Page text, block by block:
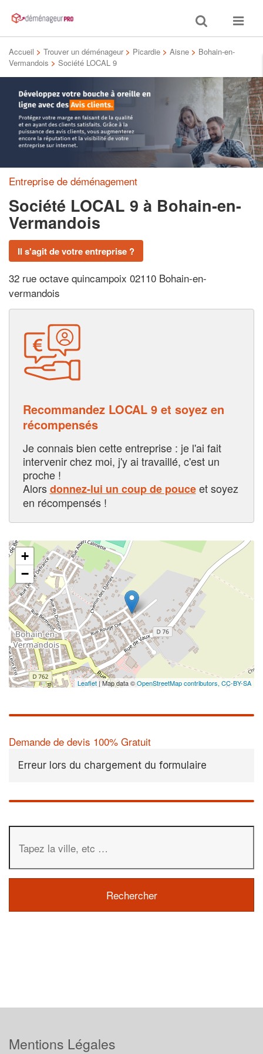
Toggle
search
Toggle
Accueil > Trouver un déménageur > Picardie > Aisne > Bohain-en-
Vermandois > Société LOCAL 9
Entreprise de déménagement
Société LOCAL 9 à Bohain-en-
Vermandois
Il s'agit de votre entreprise ?
32 rue octave quincampoix 02110 Bohain-en-
vermandois
Recommandez LOCAL 9 et soyez en
récompensés
Je connais bien cette entreprise : je l'ai fait
intervenir chez moi, j'y ai travaillé, c'est un
proche !
Alorsdonnez-lui un coup de pouceet soyez
en récompensés !
+
−
Leaflet | Map data ©OpenStreetMap contributors, CC-BY-SA
Demande de devis 100% Gratuit
Erreur lors du chargement du formulaire
Mentions Légales